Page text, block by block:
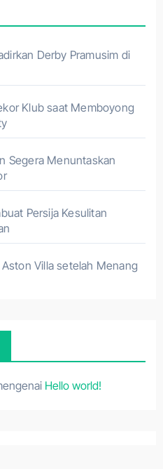
Derby Pramusim di
Klub saat Memboyong
Segera Menuntaskan
Persija Kesulitan
Villa setelah Menang
Hello world!